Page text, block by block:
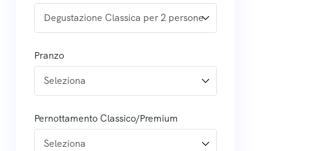
Pranzo
Pernottamento Classico/Premium